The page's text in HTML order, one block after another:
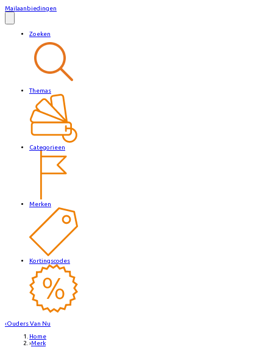
Mailaanbiedingen
Zoeken
Themas
Categorieen
Merken
Kortingscodes
‹Ouders Van Nu
Home
›Merk